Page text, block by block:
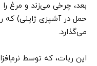
بعد، چرخی می‌زند و مرغ
حمل در آشپزی ژاپنی) که
می‌گذارد.